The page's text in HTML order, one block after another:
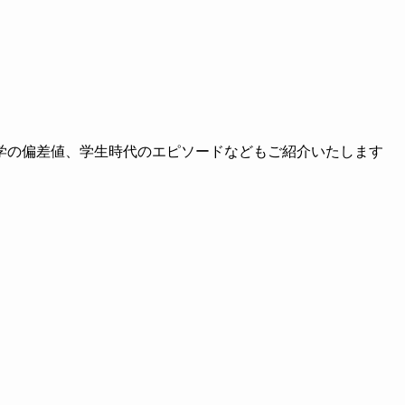
偏差値、学生時代のエピソードなどもご紹介いたします